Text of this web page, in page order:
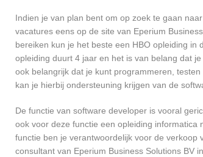
Indien je van plan bent om op zoek te gaan
vacatures eens op de site van Eperium
bereiken kun je het beste een HBO opleiding
opleiding duurt 4 jaar en het is van belang dat
ook belangrijk dat je kunt programmeren,
kan je hierbij ondersteuning krijgen van de
De functie van software developer is vooral
ook voor deze functie een opleiding informatica
functie ben je verantwoordelijk voor de verkoop
consultant van Eperium Business Solutions BV